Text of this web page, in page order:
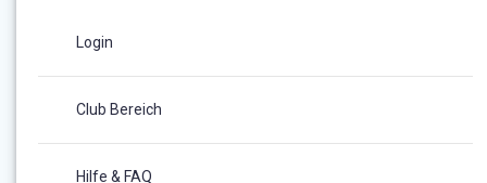
Login
Club Bereich
Hilfe & FAQ